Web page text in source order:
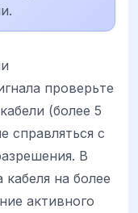
проверьте
(более 5
справляться с
В
на более
активного